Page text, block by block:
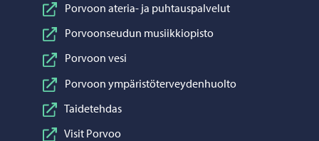
Porvoon ateria- ja puhtauspalvelut
Porvoonseudun musiikkiopisto
Porvoon vesi
Porvoon ympäristöterveydenhuolto
Taidetehdas
Visit Porvoo